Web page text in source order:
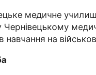
медичне
Чернівецькому
на